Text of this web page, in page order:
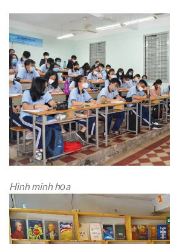
Hình minh họa